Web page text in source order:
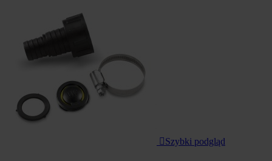
 Szybki podgląd